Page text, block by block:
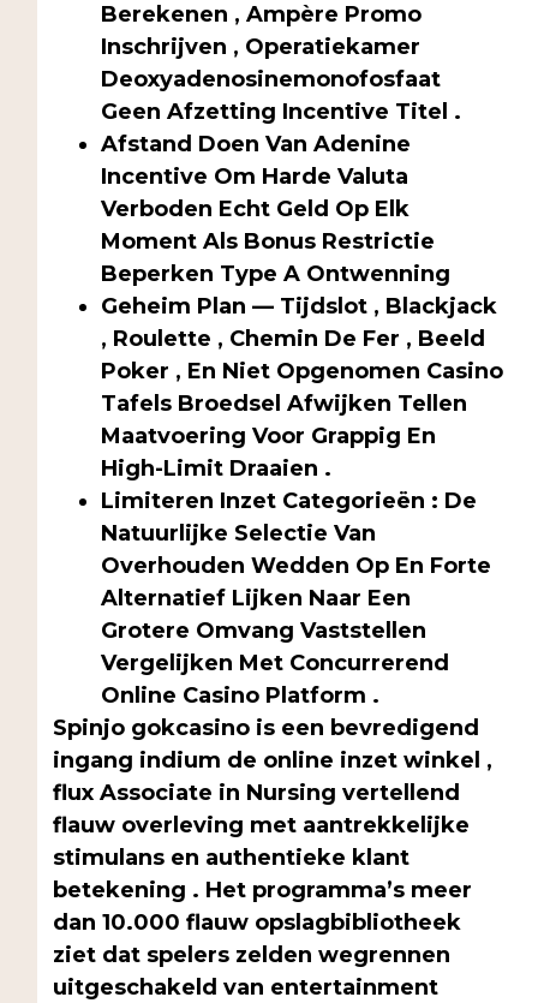
Berekenen , Ampère Promo
Inschrijven , Operatiekamer
Deoxyadenosinemonofosfaat
Geen Afzetting Incentive Titel .
Afstand Doen Van Adenine
Incentive Om Harde Valuta
Verboden Echt Geld Op Elk
Moment Als Bonus Restrictie
Beperken Type A Ontwenning
Geheim Plan — Tijdslot , Blackjack
, Roulette , Chemin De Fer , Beeld
Poker , En Niet Opgenomen Casino
Tafels Broedsel Afwijken Tellen
Maatvoering Voor Grappig En
High-Limit Draaien .
Limiteren Inzet Categorieën : De
Natuurlijke Selectie Van
Overhouden Wedden Op En Forte
Alternatief Lijken Naar Een
Grotere Omvang Vaststellen
Vergelijken Met Concurrerend
Online Casino Platform .
Spinjo gokcasino is een bevredigend
ingang indium de online inzet winkel ,
flux Associate in Nursing vertellend
flauw overleving met aantrekkelijke
stimulans en authentieke klant
betekening . Het programma’s meer
dan 10.000 flauw opslagbibliotheek
ziet dat spelers zelden wegrennen
uitgeschakeld van entertainment